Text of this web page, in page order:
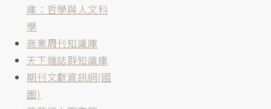
庫：哲學與人文科
學
商業周刊知識庫
天下雜誌群知識庫
期刊文獻資訊網(國
圖)